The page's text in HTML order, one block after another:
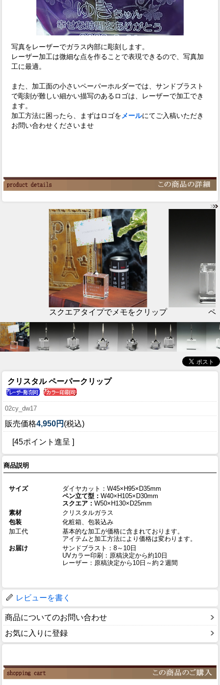
写真をレーザーでガラス内部に彫刻します。
レーザー加工は微細な点を作ることで表現できるので、写真加
工に最適。
また、加工面の小さいペーパーホルダーでは、サンドブラスト
で彫刻が難しい細かい描写のあるロゴは、レーザーで加工でき
ます。
加工方法に困ったら、まずはロゴを メールにてご入稿いただき
お問い合わせくださいませ
スクエアタイプでメモをクリップ ペ
クリスタル ペーパークリップ
02cy_dw17
販売価格4,950円 (税込)
[45ポイント進呈 ]
商品説明
サイズ
ダイヤカット：W45×H95×D35mm
ペン立て型： W40×H105×D30mm
スクエア： W50×H130×D25mm
素材
クリスタルガラス
包装
化粧箱、包装込み
加工代
基本的な加工が価格に含まれております。
アイテムと加工方法により価格は変わります。
お届け
サンドブラスト：8～10日
UVカラー印刷：原稿決定から約10日
レーザー：原稿決定から10日～約２週間
レビューを書く
商品についてのお問い合わせ
お気に入りに登録